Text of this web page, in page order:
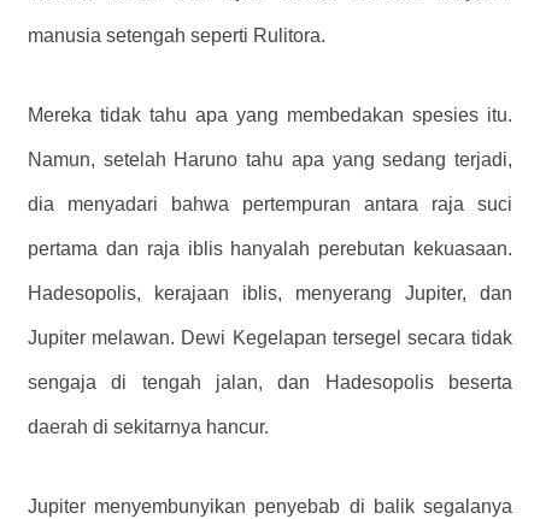
manusia setengah seperti Rulitora.
Mereka tidak tahu apa yang membedakan spesies itu.
Namun, setelah Haruno tahu apa yang sedang terjadi,
dia menyadari bahwa pertempuran antara raja suci
pertama dan raja iblis hanyalah perebutan kekuasaan.
Hadesopolis, kerajaan iblis, menyerang Jupiter, dan
Jupiter melawan. Dewi Kegelapan tersegel secara tidak
sengaja di tengah jalan, dan Hadesopolis beserta
daerah di sekitarnya hancur.
Jupiter menyembunyikan penyebab di balik segalanya